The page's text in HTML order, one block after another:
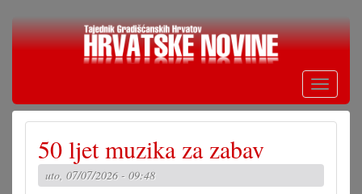
Skoči
Toggle
50 ljet muzika za zabav
uto, 07/07/2026 - 09:48